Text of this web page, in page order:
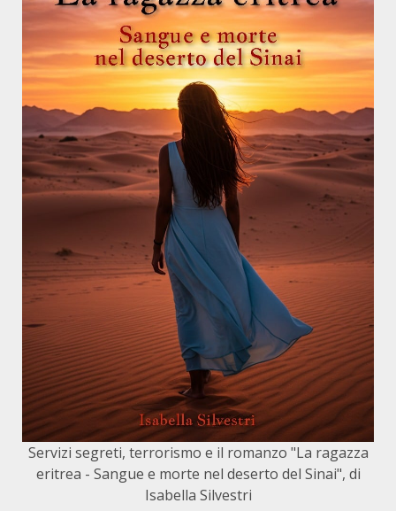
Servizi segreti, terrorismo e il romanzo "La ragazza
eritrea - Sangue e morte nel deserto del Sinai", di
Isabella Silvestri